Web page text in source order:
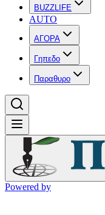
BUZZLIFE
AUTO
ΑΓΟΡΑ
Γηπεδο
Παραθυρο
Powered by